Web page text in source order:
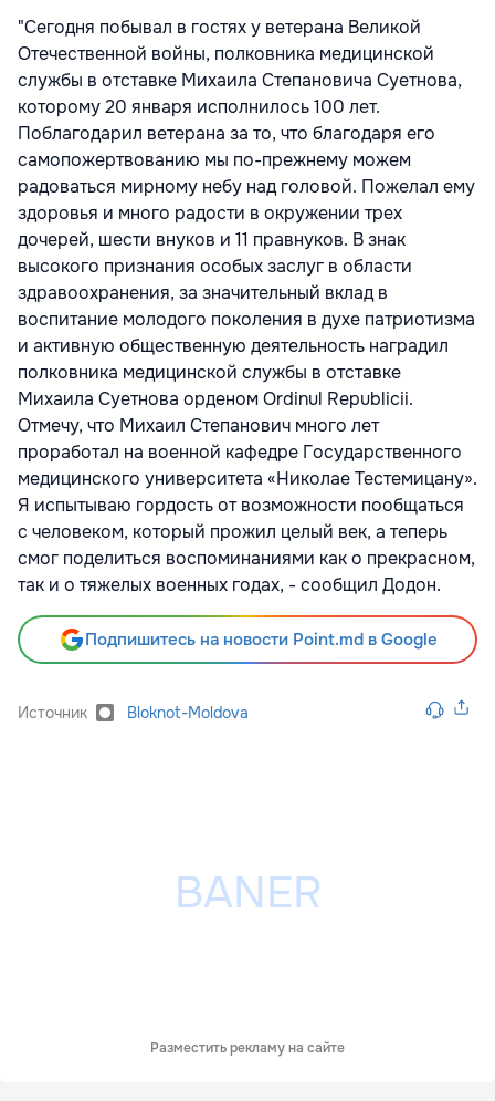
"Сегодня побывал в гостях у ветерана Великой
Отечественной войны, полковника медицинской
службы в отставке Михаила Степановича Суетнова,
которому 20 января исполнилось 100 лет.
Поблагодарил ветерана за то, что благодаря его
самопожертвованию мы по-прежнему можем
радоваться мирному небу над головой. Пожелал ему
здоровья и много радости в окружении трех
дочерей, шести внуков и 11 правнуков. В знак
высокого признания особых заслуг в области
здравоохранения, за значительный вклад в
воспитание молодого поколения в духе патриотизма
и активную общественную деятельность наградил
полковника медицинской службы в отставке
Михаила Суетнова орденом Ordinul Republicii.
Отмечу, что Михаил Степанович много лет
проработал на военной кафедре Государственного
медицинского университета «Николае Тестемицану».
Я испытываю гордость от возможности пообщаться
с человеком, который прожил целый век, а теперь
смог поделиться воспоминаниями как о прекрасном,
так и о тяжелых военных годах, - сообщил Додон.
Подпишитесь на новости Point.md в Google
Источник Bloknot-Moldova
Разместить рекламу на сайте